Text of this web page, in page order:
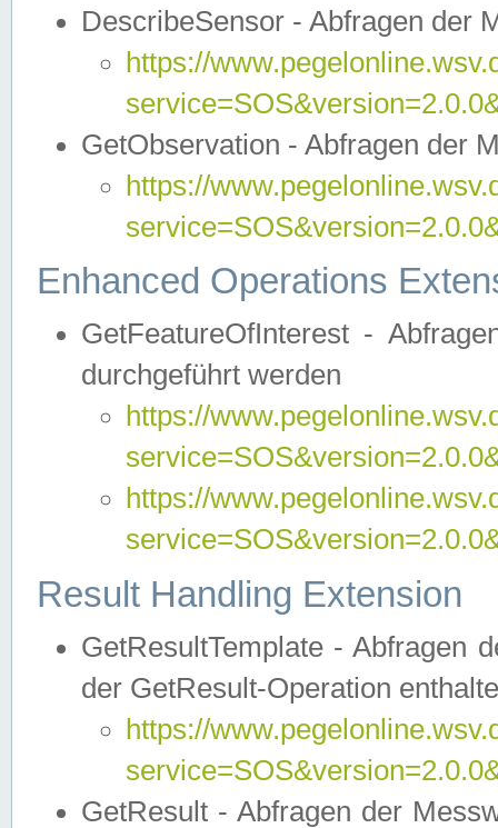
DescribeSensor - Abfragen der
https://
GetObservation - Abfragen der
https://
Enhanced Operations
GetFeatureOfInterest -
durchgeführt werden
https://
https://
Result Handling Extension
GetResultTemplate - Abfragen
der GetResult-Operation
https://
GetResult - Abfragen der